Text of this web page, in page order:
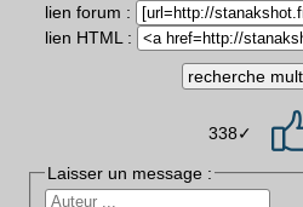
lien forum :
lien HTML :
338✓
Laisser un message :